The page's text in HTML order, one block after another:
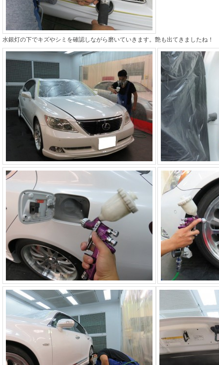
水銀灯の下でキズやシミを確認しながら磨いていきます。艶も出てきましたね！